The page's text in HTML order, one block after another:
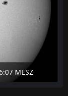
MESZ